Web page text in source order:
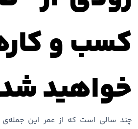
کسب و
خواهید شد
چند سالی است که از عمر این